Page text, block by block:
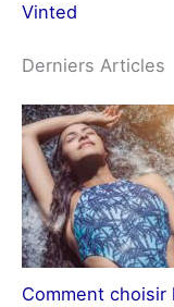
Vinted
Derniers Articles
Comment